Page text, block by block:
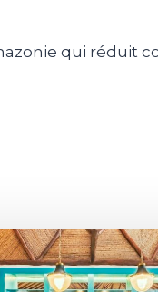
qui réduit